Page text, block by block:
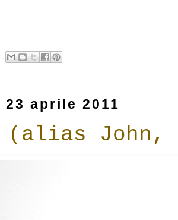
23 aprile 2011
(alias